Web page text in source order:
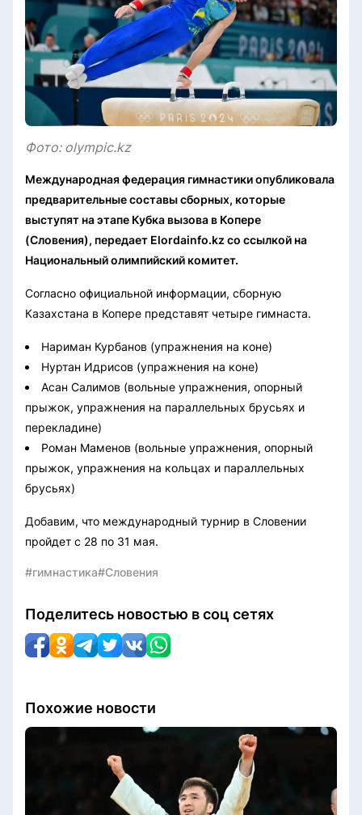
Фото: olympic.kz
Международная федерация гимнастики опубликовала
предварительные составы сборных, которые
выступят на этапе Кубка вызова в Копере
(Словения), передает Elordainfo.kz со ссылкой на
Национальный олимпийский комитет.
Согласно официальной информации, сборную
Казахстана в Копере представят четыре гимнаста.
Нариман Курбанов (упражнения на коне)
Нуртан Идрисов (упражнения на коне)
Асан Салимов (вольные упражнения, опорный
прыжок, упражнения на параллельных брусьях и
перекладине)
Роман Маменов (вольные упражнения, опорный
прыжок, упражнения на кольцах и параллельных
брусьях)
Добавим, что международный турнир в Словении
пройдет с 28 по 31 мая.
#гимнастика#Словения
Поделитесь новостью в соц сетях
Похожие новости